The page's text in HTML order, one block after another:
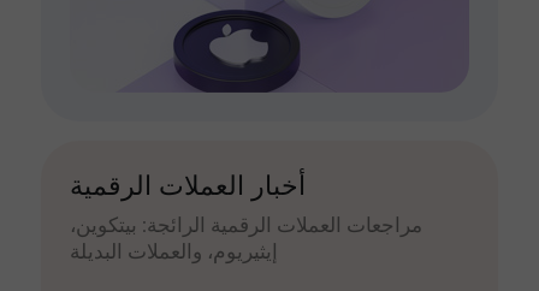
أخبار العملات الرقمية
مراجعات العملات الرقمية الرائجة: بيتكوين،
إيثيريوم، والعملات البديلة